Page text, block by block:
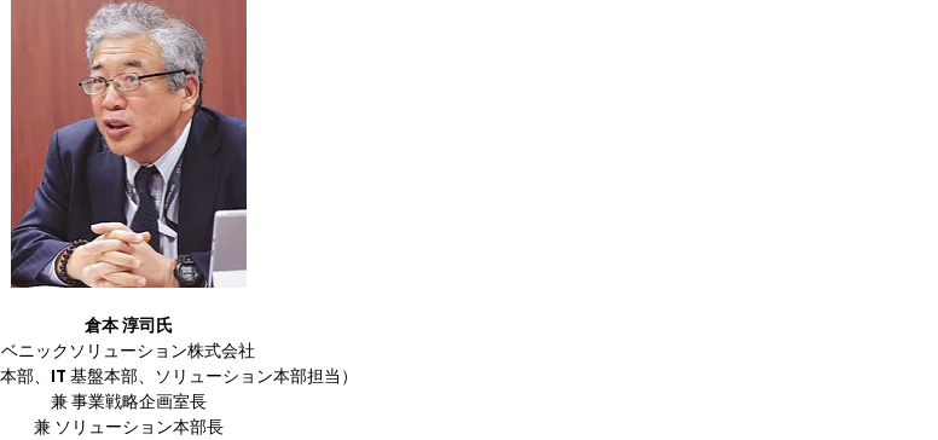
倉本 淳司氏
ベニックソリューション株式会社
部、IT 基盤本部、ソリューション本部担当）
兼 事業戦略企画室長
兼 ソリューション本部長